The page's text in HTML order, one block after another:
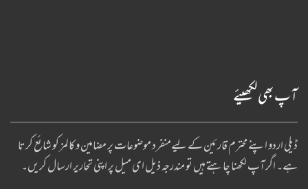
آپ بھی لکھیئے
ڈیلی اردو اپنے محترم قارئین کے لیےمنفرد موضوعات پر مضامین و کالمز کو شائع کرتا
ہے۔ اگر آپ لکھنا چا ہتے ہیں تو مندرجہ ذیل ای میل پر اپنی تحاریر ارسال کریں۔